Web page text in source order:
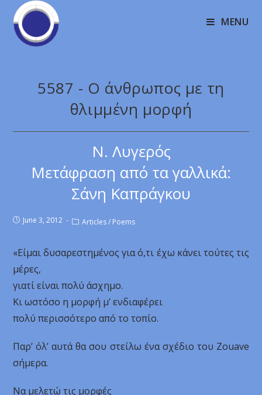
MENU
5587 - O άνθρωπος με τη
θλιμμένη μορφή
Ν. Λυγερός
Μετάφραση από τα γαλλικά:
Σάνη Καπράγκου
June 3, 2012 Articles / Poems
«Είμαι δυσαρεστημένος για ό,τι έχω κάνει τούτες τις
μέρες,
γιατί είναι πολύ άσχημο.
Κι ωστόσο η μορφή μ’ ενδιαφέρει
πολύ περισσότερο από το τοπίο.
Παρ’ όλ’ αυτά θα σου στείλω ένα σχέδιο του Zouave
σήμερα.
Να μελετώ τις μορφές